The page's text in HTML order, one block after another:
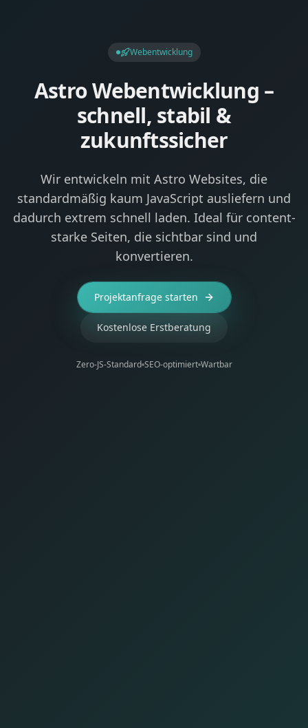
Webentwicklung
Astro Webentwicklung –
schnell, stabil &
zukunftssicher
Wir entwickeln mit Astro Websites, die
standardmäßig kaum JavaScript ausliefern und
dadurch extrem schnell laden. Ideal für content-
starke Seiten, die sichtbar sind und
konvertieren.
Projektanfrage starten
Kostenlose Erstberatung
Zero-JS-Standard SEO-optimiert Wartbar